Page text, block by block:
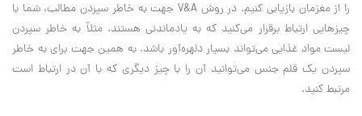
را از مغزمان بازیابی کنیم. در روش V&A جهت به خاطر سپردن مطالب، شما با
چیزهایی ارتباط برقرار می‌کنید که به یادماندنی هستند. مثلاً به خاطر سپردن
لیست مواد غذایی می‌تواند بسیار دلهره‌آور باشد. به همین جهت برای به خاطر
سپردن یک قلم جنس می‌توانید آن را با چیز دیگری که با آن در ارتباط است
مرتبط کنید.